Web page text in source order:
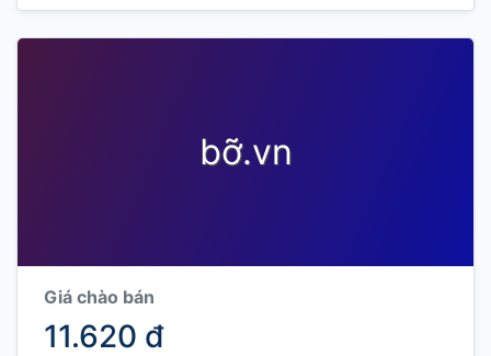
bỡ.vn
Giá chào bán
11.620 đ